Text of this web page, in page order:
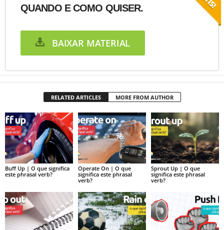
QUANDO E COMO QUISER.
BAIXAR MATERIAL
RELATED ARTICLES MORE FROM AUTHOR
Buff Up | O que significa
este phrasal verb?
Operate On | O que
significa este phrasal
verb?
Sprout Up | O que
significa este phrasal
verb?